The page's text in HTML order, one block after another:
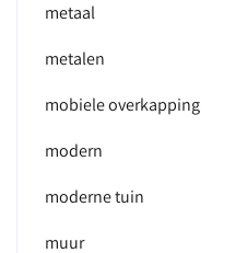
metaal
metalen
mobiele overkapping
modern
moderne tuin
muur